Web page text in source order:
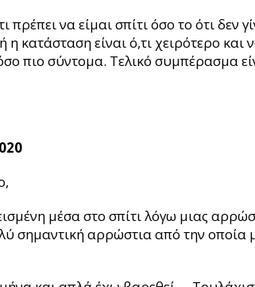
πρέπει να είμαι σπίτι όσο το ότι δεν
η κατάσταση είναι ό,τι χειρότερο και
πιο σύντομα. Τελικό συμπέρασμα
μέσα στο σπίτι λόγω μιας
σημαντική αρρώστια από την οποία